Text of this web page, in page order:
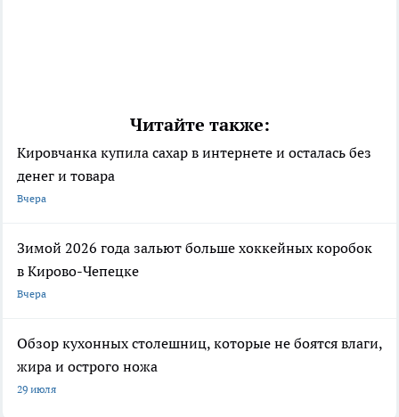
Читайте также:
Кировчанка купила сахар в интернете и осталась без
денег и товара
Вчера
Зимой 2026 года зальют больше хоккейных коробок
в Кирово-Чепецке
Вчера
Обзор кухонных столешниц, которые не боятся влаги,
жира и острого ножа
29 июля